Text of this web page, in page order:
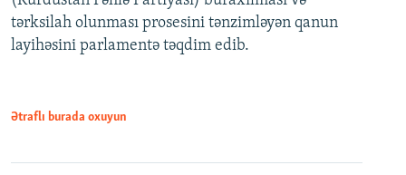
Auto 240p 360p 480p
720p 1080p
480p
tərksilah olunması prosesini tənzimləyən qanun
layihəsini parlamentə təqdim edib.
Ətraflı burada oxuyun